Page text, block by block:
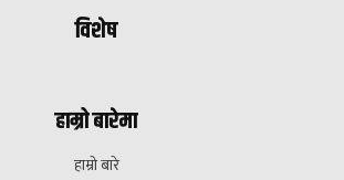
विशेष
हाम्रो बारेमा
हाम्रो बारे